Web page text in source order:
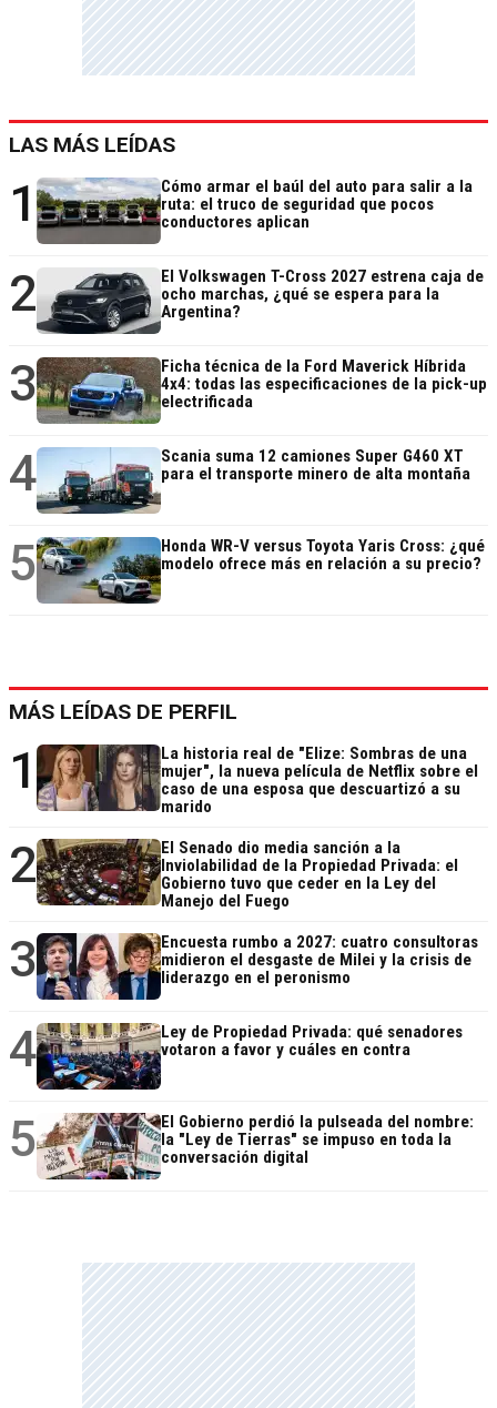
LAS MÁS LEÍDAS
1
Cómo armar el baúl del auto para salir a la
ruta: el truco de seguridad que pocos
conductores aplican
2
El Volkswagen T-Cross 2027 estrena caja de
ocho marchas, ¿qué se espera para la
Argentina?
3
Ficha técnica de la Ford Maverick Híbrida
4x4: todas las especificaciones de la pick-up
electrificada
4
Scania suma 12 camiones Super G460 XT
para el transporte minero de alta montaña
5
Honda WR-V versus Toyota Yaris Cross: ¿qué
modelo ofrece más en relación a su precio?
MÁS LEÍDAS DE PERFIL
1
La historia real de "Elize: Sombras de una
mujer", la nueva película de Netflix sobre el
caso de una esposa que descuartizó a su
marido
2
El Senado dio media sanción a la
Inviolabilidad de la Propiedad Privada: el
Gobierno tuvo que ceder en la Ley del
Manejo del Fuego
3
Encuesta rumbo a 2027: cuatro consultoras
midieron el desgaste de Milei y la crisis de
liderazgo en el peronismo
4
Ley de Propiedad Privada: qué senadores
votaron a favor y cuáles en contra
5
El Gobierno perdió la pulseada del nombre:
la "Ley de Tierras" se impuso en toda la
conversación digital